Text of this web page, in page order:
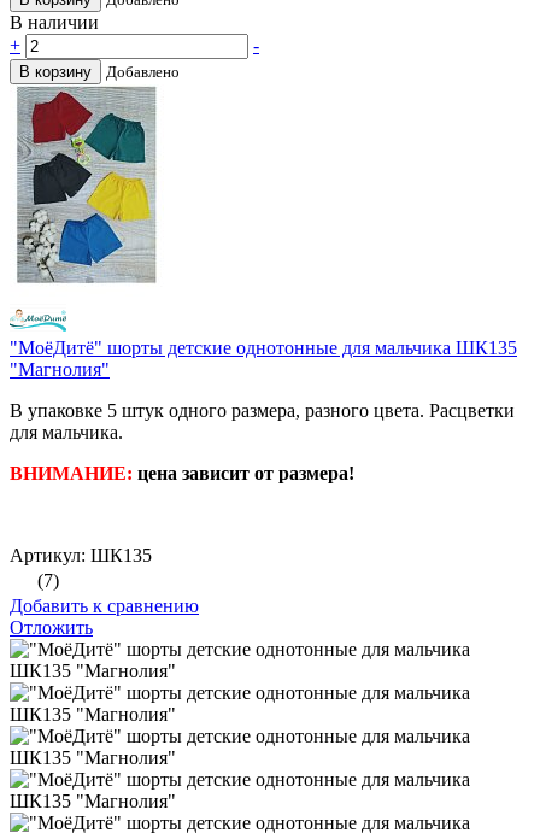
В наличии
+
-
В корзину Добавлено
"МоёДитё" шорты детские однотонные для мальчика ШК135
"Магнолия"
В упаковке 5 штук одного размера, разного цвета. Расцветки
для мальчика.
ВНИМАНИЕ: цена зависит от размера!
Артикул: ШК135
(7)
Добавить к сравнению
Отложить